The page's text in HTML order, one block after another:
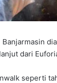
dari
seperti